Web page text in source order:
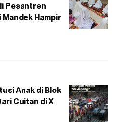
Pesantren
Mandek Hampir
Anak di Blok
Cuitan di X